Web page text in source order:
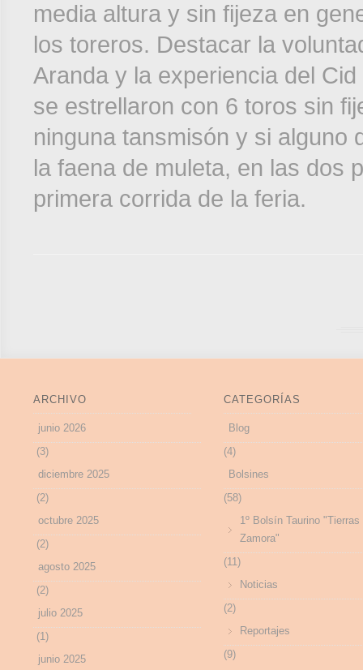
media altura y sin fijeza en
los toreros. Destacar la
Aranda y la experiencia del
se estrellaron con 6 toros sin
ninguna tansmisón y si alguno
la faena de muleta, en las dos
primera corrida de la feria.
ARCHIVO
junio 2026
(3)
diciembre 2025
(2)
octubre 2025
(2)
agosto 2025
(2)
julio 2025
(1)
junio 2025
CATEGORÍAS
Blog
(4)
Bolsines
(58)
1º Bolsín Taurino "Tierras
Zamora"
(11)
Noticias
(2)
Reportajes
(9)